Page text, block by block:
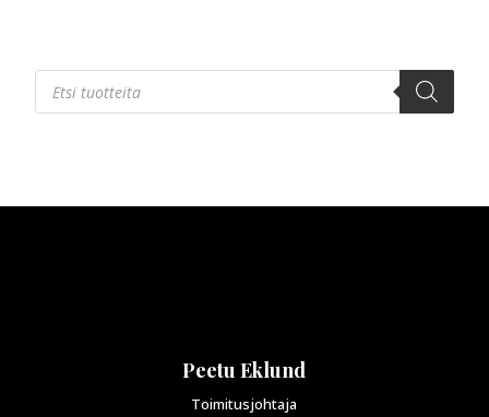
Products
search
Peetu Eklund
Toimitusjohtaja